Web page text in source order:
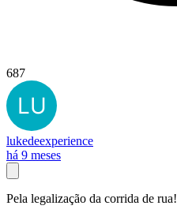
687
lukedeexperience
há 9 meses
Pela legalização da corrida de rua!